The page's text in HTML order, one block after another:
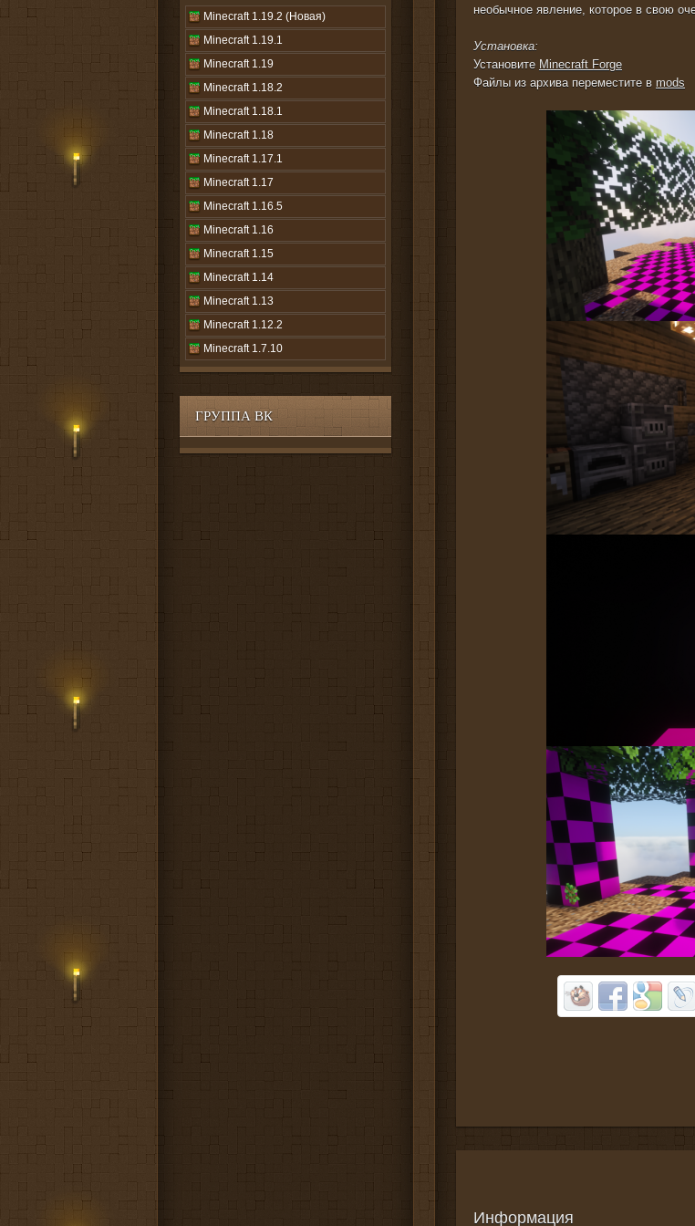
Minecraft 1.19.2 (Новая)
Minecraft 1.19.1
Minecraft 1.19
Minecraft 1.18.2
Minecraft 1.18.1
Minecraft 1.18
Minecraft 1.17.1
Minecraft 1.17
Minecraft 1.16.5
Minecraft 1.16
Minecraft 1.15
Minecraft 1.14
Minecraft 1.13
Minecraft 1.12.2
Minecraft 1.7.10
ГРУППА ВК
необычное явление, которое в свою
Установка:
Установите Minecraft Forge
Файлы из архива переместите в mods
Информация